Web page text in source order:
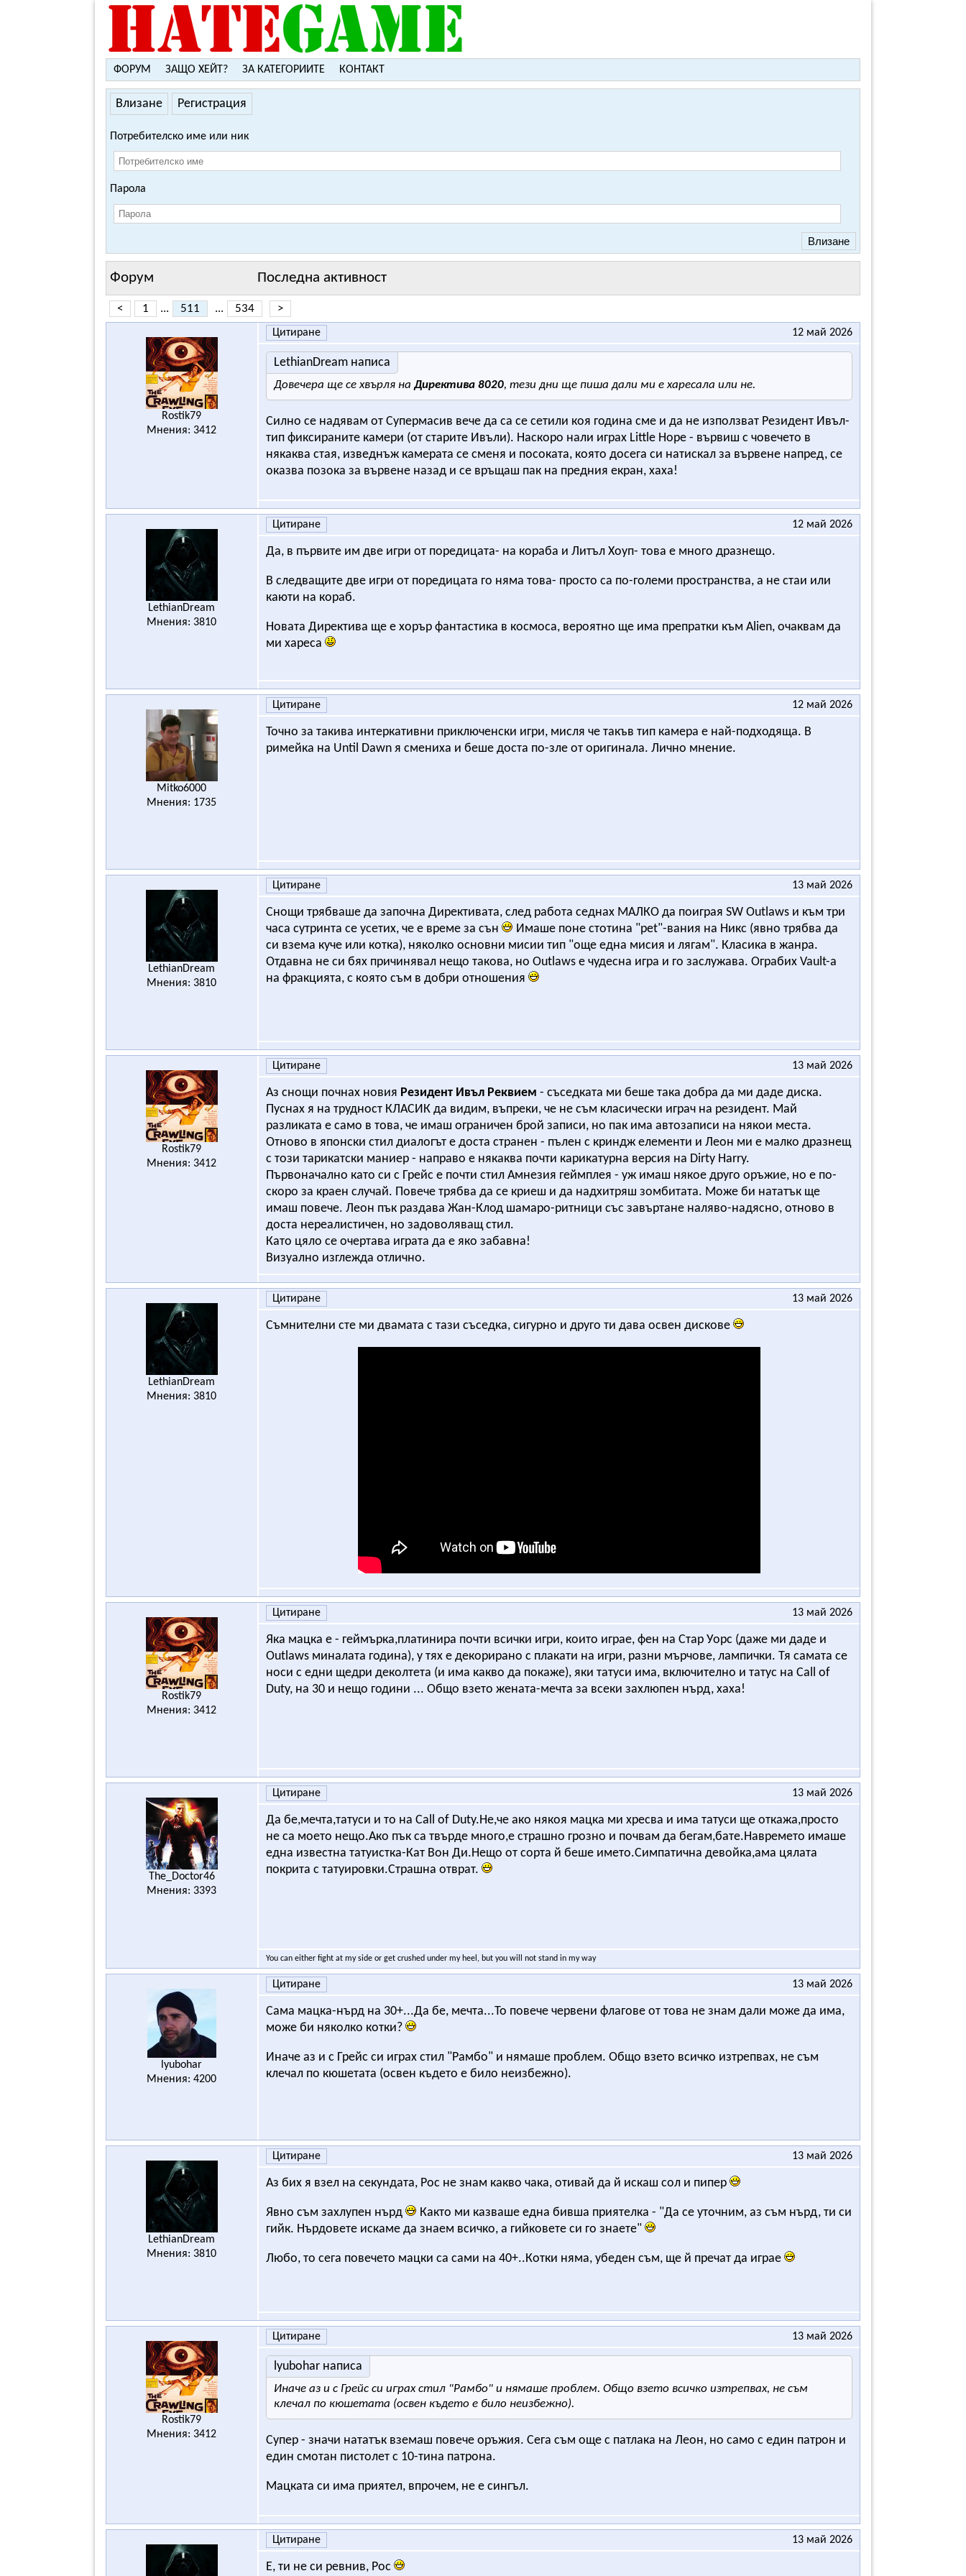
ФОРУМ ЗАЩО ХЕЙТ? ЗА КАТЕГОРИИТЕ КОНТАКТ
Влизане Регистрация
Потребителско име или ник
Парола
Форум Последна активност
< 1 ... 511 ... 534 >
Rostik79
Мнения: 3412
Цитиране 12 май 2026
LethianDream написа
Довечера ще се хвърля на Директива 8020, тези дни ще пиша дали ми е харесала или не.
Силно се надявам от Супермасив вече да са се сетили коя година сме и да не използват Резидент Ивъл-
тип фиксираните камери (от старите Ивъли). Наскоро нали играх Little Hope - вървиш с човечето в
някаква стая, изведнъж камерата се сменя и посоката, която досега си натискал за вървене напред, се
оказва позока за вървене назад и се връщаш пак на предния екран, хаха!
LethianDream
Мнения: 3810
Цитиране 12 май 2026
Да, в първите им две игри от поредицата- на кораба и Литъл Хоуп- това е много дразнещо.
В следващите две игри от поредицата го няма това- просто са по-големи пространства, а не стаи или
каюти на кораб.
Новата Директива ще е хорър фантастика в космоса, вероятно ще има препратки към Alien, очаквам да
ми хареса
Mitko6000
Мнения: 1735
Цитиране 12 май 2026
Точно за такива интеркативни приключенски игри, мисля че такъв тип камера е най-подходяща. В
римейка на Until Dawn я смениха и беше доста по-зле от оригинала. Лично мнение.
LethianDream
Мнения: 3810
Цитиране 13 май 2026
Снощи трябваше да започна Директивата, след работа седнах МАЛКО да поиграя SW Outlaws и към три
часа сутринта се усетих, че е време за сън
Имаше поне стотина "pet"-вания на Никс (явно трябва да
си взема куче или котка), няколко основни мисии тип "още една мисия и лягам". Класика в жанра.
Отдавна не си бях причинявал нещо такова, но Outlaws е чудесна игра и го заслужава. Ограбих Vault-a
на фракцията, с която съм в добри отношения
Rostik79
Мнения: 3412
Цитиране 13 май 2026
Аз снощи почнах новия Резидент Ивъл Реквием - съседката ми беше така добра да ми даде диска.
Пуснах я на трудност КЛАСИК да видим, въпреки, че не съм класически играч на резидент. Май
разликата е само в това, че имаш ограничен брой записи, но пак има автозаписи на някои места.
Отново в японски стил диалогът е доста странен - пълен с криндж елементи и Леон ми е малко дразнещ
с този тарикатски маниер - направо е някаква почти карикатурна версия на Dirty Harry.
Първоначално като си с Грейс е почти стил Амнезия геймплея - уж имаш някое друго оръжие, но е по-
скоро за краен случай. Повече трябва да се криеш и да надхитряш зомбитата. Може би нататък ще
имаш повече. Леон пък раздава Жан-Клод шамаро-ритници със завъртане наляво-надясно, отново в
доста нереалистичен, но задоволяващ стил.
Като цяло се очертава играта да е яко забавна!
Визуално изглежда отлично.
LethianDream
Мнения: 3810
Цитиране 13 май 2026
Съмнителни сте ми двамата с тази съседка, сигурно и друго ти дава освен дискове
Rostik79
Мнения: 3412
Цитиране 13 май 2026
Яка мацка е - геймърка,платинира почти всички игри, които играе, фен на Стар Уорс (даже ми даде и
Outlaws миналата година), у тях е декорирано с плакати на игри, разни мърчове, лампички. Тя самата се
носи с едни щедри деколтета (и има какво да покаже), яки татуси има, включително и татус на Call of
Duty, на 30 и нещо години ... Общо взето жената-мечта за всеки захлюпен нърд, хаха!
The_Doctor46
Мнения: 3393
Цитиране 13 май 2026
Да бе,мечта,татуси и то на Call of Duty.Не,че ако някоя мацка ми хресва и има татуси ще откажа,просто
не са моето нещо.Ако пък са твърде много,е страшно грозно и почвам да бегам,бате.Навремето имаше
една известна татуистка-Кат Вон Ди.Нещо от сорта й беше името.Симпатична девойка,ама цялата
покрита с татуировки.Страшна отврат.
You can either fight at my side or get crushed under my heel, but you will not stand in my way
lyubohar
Мнения: 4200
Цитиране 13 май 2026
Сама мацка-нърд на 30+...Да бе, мечта...То повече червени флагове от това не знам дали може да има,
може би няколко котки?
Иначе аз и с Грейс си играх стил "Рамбо" и нямаше проблем. Общо взето всичко изтрепвах, не съм
клечал по кюшетата (освен където е било неизбежно).
LethianDream
Мнения: 3810
Цитиране 13 май 2026
Аз бих я взел на секундата, Рос не знам какво чака, отивай да й искаш сол и пипер
Явно съм захлупен нърд
Както ми казваше една бивша приятелка - "Да се уточним, аз съм нърд, ти си
гийк. Нърдовете искаме да знаем всичко, а гийковете си го знаете"
Любо, то сега повечето мацки са сами на 40+..Котки няма, убеден съм, ще й пречат да играе
Rostik79
Мнения: 3412
Цитиране 13 май 2026
lyubohar написа
Иначе аз и с Грейс си играх стил "Рамбо" и нямаше проблем. Общо взето всичко изтрепвах, не съм
клечал по кюшетата (освен където е било неизбежно).
Супер - значи нататък вземаш повече оръжия. Сега съм още с патлака на Леон, но само с един патрон и
един смотан пистолет с 10-тина патрона.
Мацката си има приятел, впрочем, не е сингъл.
Цитиране 13 май 2026
Е, ти не си ревнив, Рос